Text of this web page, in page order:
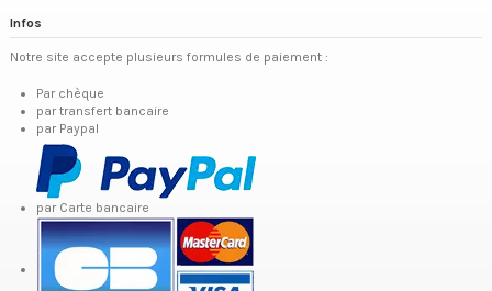
Infos
Notre site accepte plusieurs formules de paiement :
Par chèque
par transfert bancaire
par Paypal
par Carte bancaire